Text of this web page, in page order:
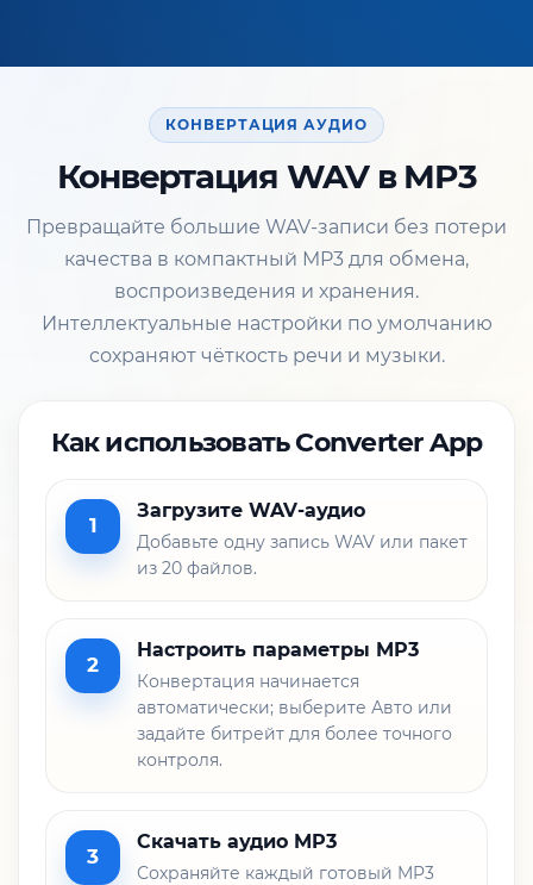
КОНВЕРТАЦИЯ АУДИО
Конвертация WAV в MP3
Превращайте большие WAV-записи без потери
качества в компактный MP3 для обмена,
воспроизведения и хранения.
Интеллектуальные настройки по умолчанию
сохраняют чёткость речи и музыки.
Как использовать Converter App
1
Загрузите WAV-аудио
Добавьте одну запись WAV или пакет
из 20 файлов.
2
Настроить параметры MP3
Конвертация начинается
автоматически; выберите Авто или
задайте битрейт для более точного
контроля.
3
Скачать аудио MP3
Сохраняйте каждый готовый MP3